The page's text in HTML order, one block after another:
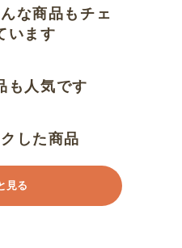
な商品もチェ
います
も人気です
した商品
見る